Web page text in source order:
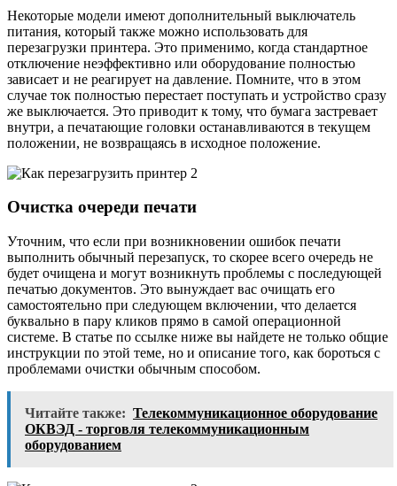
Некоторые модели имеют дополнительный выключатель
питания, который также можно использовать для
перезагрузки принтера. Это применимо, когда стандартное
отключение неэффективно или оборудование полностью
зависает и не реагирует на давление. Помните, что в этом
случае ток полностью перестает поступать и устройство сразу
же выключается. Это приводит к тому, что бумага застревает
внутри, а печатающие головки останавливаются в текущем
положении, не возвращаясь в исходное положение.
Очистка очереди печати
Уточним, что если при возникновении ошибок печати
выполнить обычный перезапуск, то скорее всего очередь не
будет очищена и могут возникнуть проблемы с последующей
печатью документов. Это вынуждает вас очищать его
самостоятельно при следующем включении, что делается
буквально в пару кликов прямо в самой операционной
системе. В статье по ссылке ниже вы найдете не только общие
инструкции по этой теме, но и описание того, как бороться с
проблемами очистки обычным способом.
Читайте также: Телекоммуникационное оборудование
ОКВЭД - торговля телекоммуникационным
оборудованием